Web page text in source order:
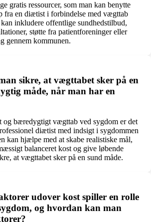
gratis ressourcer, som man kan benytte
fra en diætist i forbindelse med vægttab
inkludere offentlige sundhedstilbud,
støtte fra patientforeninger eller
gennem kommunen.
sikre, at vægttabet sker på en
måde, når man har en
og bæredygtigt vægttab ved sygdom er det
diætist med indsigt i sygdommen
kan hjælpe med at skabe realistiske mål,
balanceret kost og give løbende
at vægttabet sker på en sund måde.
udover kost spiller en rolle
og hvordan kan man